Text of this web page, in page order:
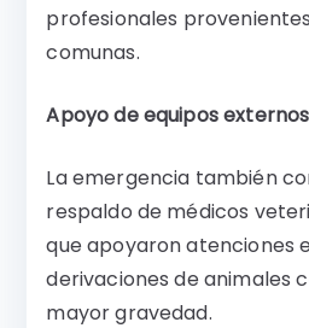
profesionales
comunas.
Apoyo de equipos externos
La emergencia también
respaldo de médicos
que apoyaron atenciones
derivaciones de animales
mayor gravedad.